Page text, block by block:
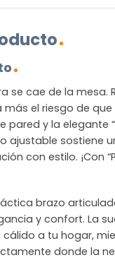
se cae de la mesa.
el riesgo de que
y la elegante
ajustable sostiene
con estilo. ¡Con
brazo
y confort. La
a tu hogar,
donde la